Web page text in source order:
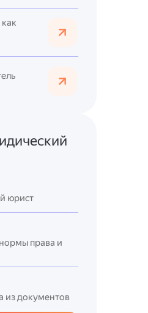
юрист
права и
из документов